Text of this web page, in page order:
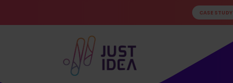
CASE STUDY